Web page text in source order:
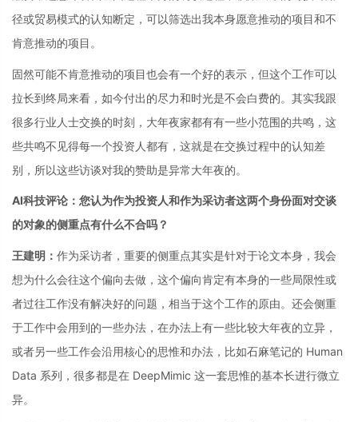
径或贸易模式的认知断定，可以筛选出我本身愿意推动的项目和不
肯意推动的项目。
固然可能不肯意推动的项目也会有一个好的表示，但这个工作可以
拉长到终局来看，如今付出的尽力和时光是不会白费的。其实我跟
很多行业人士交换的时刻，大年夜家都有有一些小范围的共鸣，这
些共鸣不见得每一个投资人都有，这就是在交换过程中的认知差
别，所以这些访谈对我的赞助是异常大年夜的。
AI科技评论：您认为作为投资人和作为采访者这两个身份面对交谈
的对象的侧重点有什么不合吗？
王建明： 作为采访者，重要的侧重点其实是针对于论文本身，我会
想为什么会往这个偏向去做，这个偏向肯定有本身的一些局限性或
者过往工作没有解决好的问题，相当于这个工作的原由。还会侧重
于工作中会用到的一些办法，在办法上有一些比较大年夜的立异，
或者另一些工作会沿用核心的思惟和办法，比如石麻笔记的 Human
Data 系列，很多都是在 DeepMimic 这一套思惟的基本长进行微立
异。